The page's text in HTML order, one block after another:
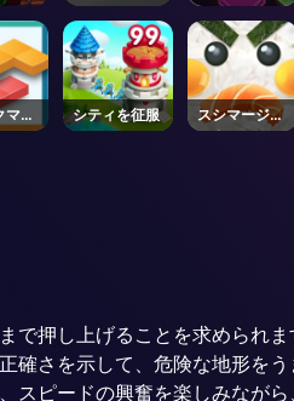
ト
ティ
ージョン
マッ
シティを征服
スシマージマ
スター
押し上げることを求められま
確さを示して、危険な地形を
スピードの興奮を楽しみなが